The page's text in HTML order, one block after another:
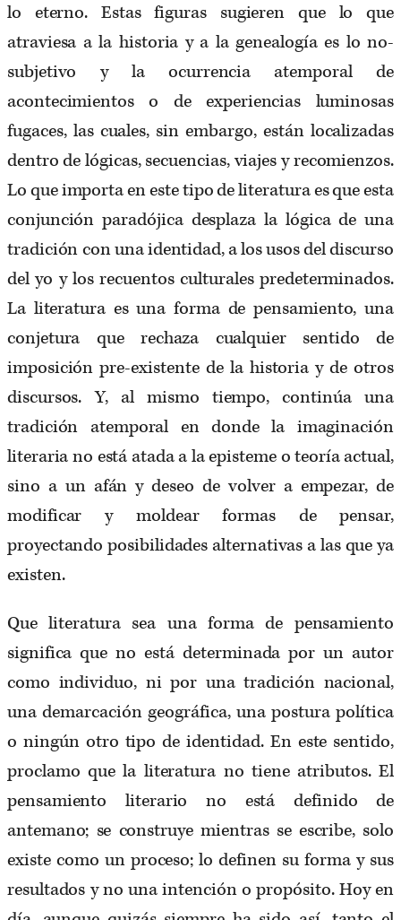
lo eterno. Estas figuras sugieren que lo que
atraviesa a la historia y a la genealogía es lo no-
subjetivo y la ocurrencia atemporal de
acontecimientos o de experiencias luminosas
fugaces, las cuales, sin embargo, están localizadas
dentro de lógicas, secuencias, viajes y recomienzos.
Lo que importa en este tipo de literatura es que esta
conjunción paradójica desplaza la lógica de una
tradición con una identidad, a los usos del discurso
del yo y los recuentos culturales predeterminados.
La literatura es una forma de pensamiento, una
conjetura que rechaza cualquier sentido de
imposición pre-existente de la historia y de otros
discursos. Y, al mismo tiempo, continúa una
tradición atemporal en donde la imaginación
literaria no está atada a la episteme o teoría actual,
sino a un afán y deseo de volver a empezar, de
modificar y moldear formas de pensar,
proyectando posibilidades alternativas a las que ya
existen.
Que literatura sea una forma de pensamiento
significa que no está determinada por un autor
como individuo, ni por una tradición nacional,
una demarcación geográfica, una postura política
o ningún otro tipo de identidad. En este sentido,
proclamo que la literatura no tiene atributos. El
pensamiento literario no está definido de
antemano; se construye mientras se escribe, solo
existe como un proceso; lo definen su forma y sus
resultados y no una intención o propósito. Hoy en